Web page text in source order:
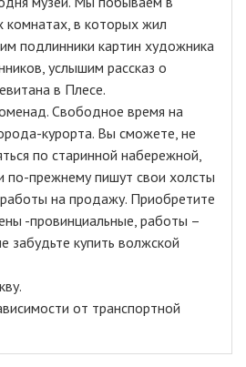
комнатах, в которых жил
подлинники картин художника
услышим рассказ о
в Плесе.
Свободное время на
курорта. Вы сможете, не
по старинной набережной,
по-прежнему пишут свои холсты
на продажу. Приобретите
-провинциальные, работы –
забудьте купить волжской
от транспортной